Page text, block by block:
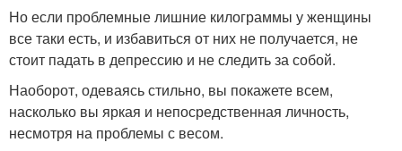
Но если проблемные лишние килограммы у женщины
все таки есть, и избавиться от них не получается, не
стоит падать в депрессию и не следить за собой.
Наоборот, одеваясь стильно, вы покажете всем,
насколько вы яркая и непосредственная личность,
несмотря на проблемы с весом.